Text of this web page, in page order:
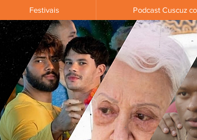
Festivais Podcast Cuscuz